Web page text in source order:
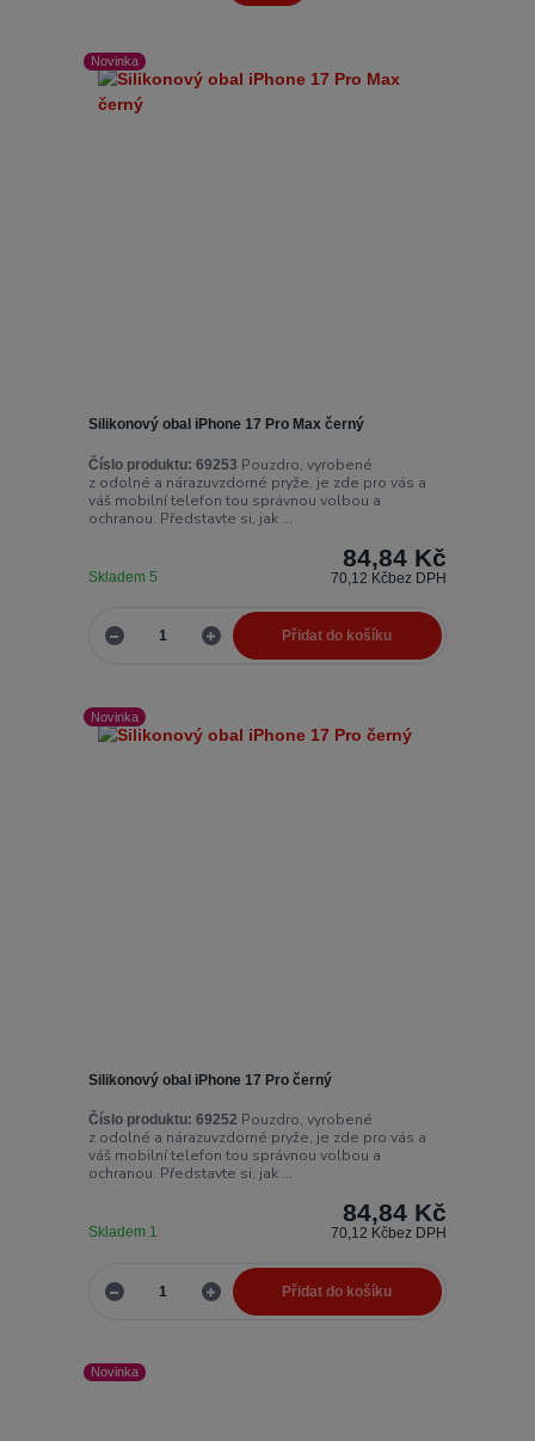
Novinka
Silikonový obal iPhone 17 Pro Max černý
Číslo produktu: 69253 Pouzdro, vyrobené
z odolné a nárazuvzdorné pryže, je zde pro vás a
váš mobilní telefon tou správnou volbou a
ochranou. Představte si, jak ...
84,84 Kč
70,12 Kčbez DPH
Skladem 5
Přidat do košíku
Novinka
Silikonový obal iPhone 17 Pro černý
Číslo produktu: 69252 Pouzdro, vyrobené
z odolné a nárazuvzdorné pryže, je zde pro vás a
váš mobilní telefon tou správnou volbou a
ochranou. Představte si, jak ...
84,84 Kč
70,12 Kčbez DPH
Skladem 1
Přidat do košíku
Novinka